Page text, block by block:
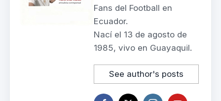
Fans del Football en
Ecuador.
Nací el 13 de agosto de
1985, vivo en Guayaquil.
See author's posts